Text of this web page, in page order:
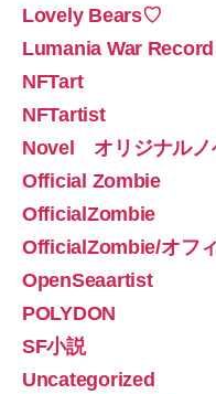
Lovely Bears♡
Lumania War Record
NFTart
NFTartist
Novel オリジナルノ
Official Zombie
OfficialZombie
OfficialZombie/オフ
OpenSeaartist
POLYDON
SF小説
Uncategorized